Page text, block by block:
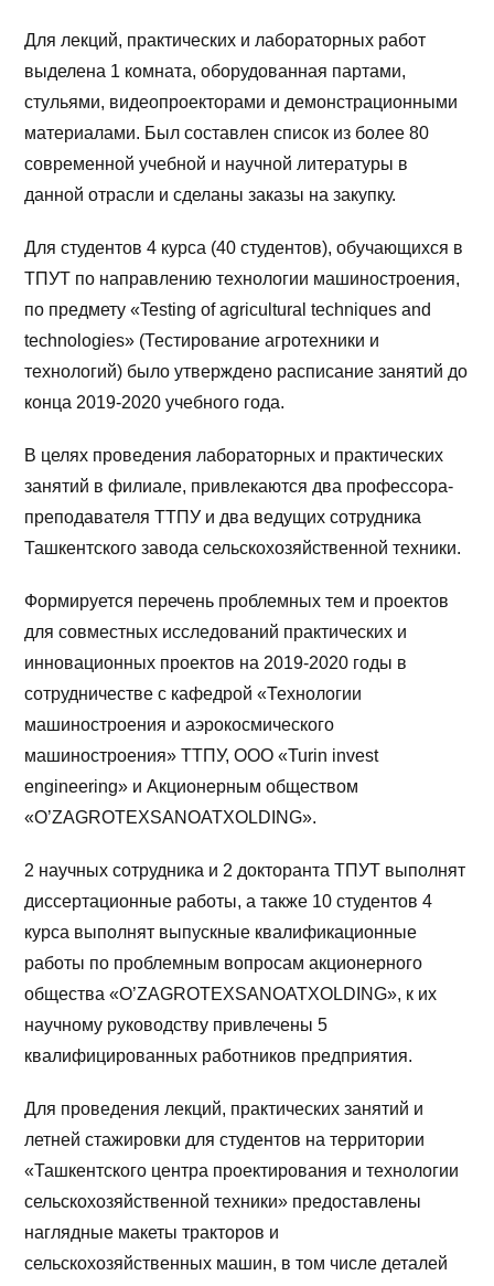
Для лекций, практических и лабораторных работ
выделена 1 комната, оборудованная партами,
стульями, видеопроекторами и демонстрационными
материалами. Был составлен список из более 80
современной учебной и научной литературы в
данной отрасли и сделаны заказы на закупку.
Для студентов 4 курса (40 студентов), обучающихся в
ТПУТ по направлению технологии машиностроения,
по предмету «Testing of agricultural techniques and
technologies» (Тестирование агротехники и
технологий) было утверждено расписание занятий до
конца 2019-2020 учебного года.
В целях проведения лабораторных и практических
занятий в филиале, привлекаются два профессора-
преподавателя ТТПУ и два ведущих сотрудника
Ташкентского завода сельскохозяйственной техники.
Формируется перечень проблемных тем и проектов
для совместных исследований практических и
инновационных проектов на 2019-2020 годы в
сотрудничестве с кафедрой «Технологии
машиностроения и аэрокосмического
машиностроения» ТТПУ, ООО «Turin invest
engineering» и Акционерным обществом
«O’ZAGROTEXSANOATXOLDING».
2 научных сотрудника и 2 докторанта ТПУТ выполнят
диссертационные работы, а также 10 студентов 4
курса выполнят выпускные квалификационные
работы по проблемным вопросам акционерного
общества «O’ZAGROTEXSANOATXOLDING», к их
научному руководству привлечены 5
квалифицированных работников предприятия.
Для проведения лекций, практических занятий и
летней стажировки для студентов на территории
«Ташкентского центра проектирования и технологии
сельскохозяйственной техники» предоставлены
наглядные макеты тракторов и
сельскохозяйственных машин, в том числе деталей